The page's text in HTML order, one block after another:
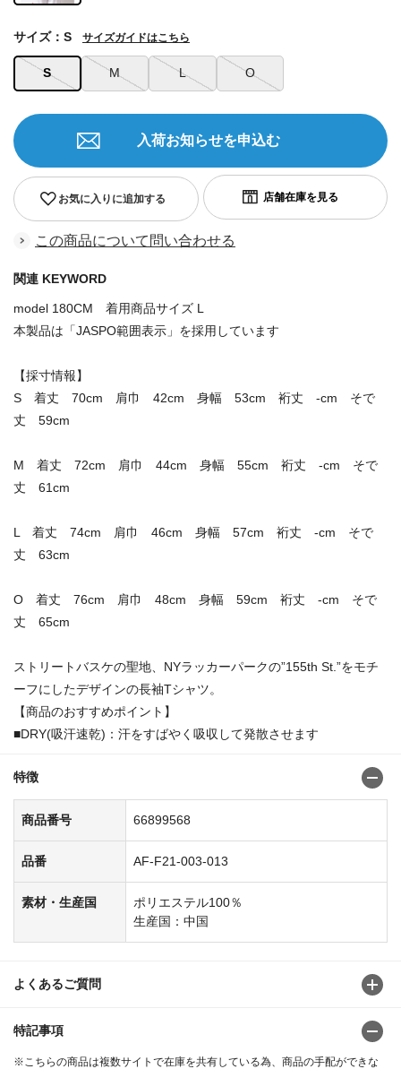
S M L O
サイズ：S サイズガイドはこちら
お気に入りに追加する
入荷お知らせを申込む
この商品について問い合わせる
関連 KEYWORD
model 180CM 着用商品サイズ L
本製品は「JASPO範囲表示」を採用しています
【採寸情報】
S 着丈 70cm 肩巾 42cm 身幅 53cm 裄丈 -cm そで
丈 59cm
M 着丈 72cm 肩巾 44cm 身幅 55cm 裄丈 -cm そで
丈 61cm
L 着丈 74cm 肩巾 46cm 身幅 57cm 裄丈 -cm そで
丈 63cm
O 着丈 76cm 肩巾 48cm 身幅 59cm 裄丈 -cm そで
丈 65cm
ストリートバスケの聖地、NYラッカーパークの”155th St.”をモチ
ーフにしたデザインの長袖Tシャツ。
【商品のおすすめポイント】
■DRY(吸汗速乾)：汗をすばやく吸収して発散させます
特徴
商品番号 66899568
品番 AF-F21-003-013
素材・生産国
ポリエステル100％
生産国：中国
よくあるご質問
特記事項
※こちらの商品は複数サイトで在庫を共有している為、商品の手配ができな